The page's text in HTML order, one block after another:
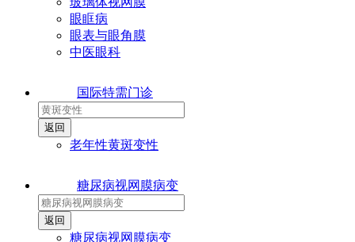
眼眶病
眼表与眼角膜
中医眼科
国际特需门诊
老年性黄斑变性
糖尿病视网膜病变
糖尿病视网膜病变